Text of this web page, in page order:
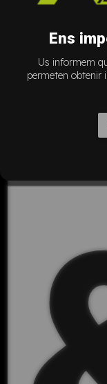
Ens
Us informem
permeten obtenir